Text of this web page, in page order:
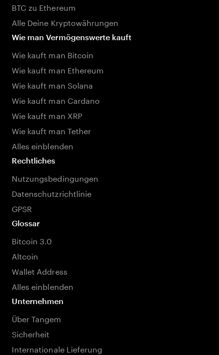
BTC zu Ethereum
Alle Deine Kryptowährungen
Wie man Vermögenswerte kauft
Wie kauft man Bitcoin
Wie kauft man Ethereum
Wie kauft man Solana
Wie kauft man Cardano
Wie kauft man XRP
Wie kauft man Tether
Alles einblenden
Rechtliches
Nutzungsbedingungen
Datenschutzrichtlinie
GPSR
Glossar
Bitcoin 3.0
Altcoin
Wallet Address
Alles einblenden
Unternehmen
Über Tangem
Sicherheit
Internationale Lieferung